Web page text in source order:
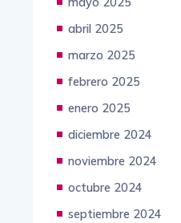
abril 2025
marzo 2025
febrero 2025
enero 2025
diciembre 2024
noviembre 2024
octubre 2024
septiembre 2024